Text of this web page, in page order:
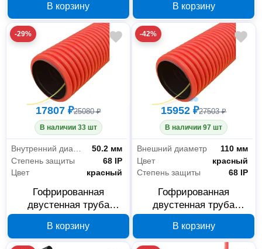
PR15.0113
В корзину
PR15.0021
В корзину
-29%
17807 ₽25080 ₽
В наличии 33 шт
50.2 мм
Степень защиты
68 IP
Цвет
красный
Гофрированная
двустенная труба
PR15.0025
В корзину
-42%
15952 ₽27503 ₽
В наличии 97 шт
Внешний диаметр
110 мм
Цвет
красный
Степень защиты
68 IP
Гофрированная
двустенная труба
PR15.0033
В корзину